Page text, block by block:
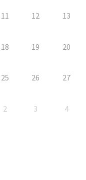
11 12 13
18 19 20
25 26 27
2 3 4